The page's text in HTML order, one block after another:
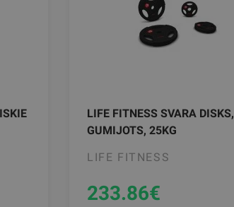
LIFE FITNESS SVARA DISKS,
GUMIJOTS, 25KG
LIFE FITNESS
233.86€